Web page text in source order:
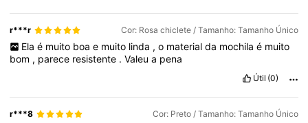
r***r Cor: Rosa chiclete / Tamanho: Tamanho Único
Ela é muito boa e muito linda , o material da mochila é muito
bom , parece resistente .Valeua pena
Útil (0)
r***8 Cor: Preto / Tamanho: Tamanho Único